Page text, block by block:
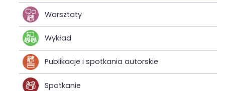
Warsztaty
Wykład
Publikacje i spotkania autorskie
Spotkanie